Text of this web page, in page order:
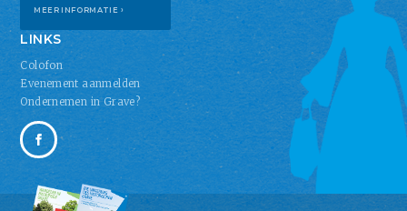
MEER INFORMATIE ›
LINKS
Colofon
Evenement aanmelden
Ondernemen in Grave?